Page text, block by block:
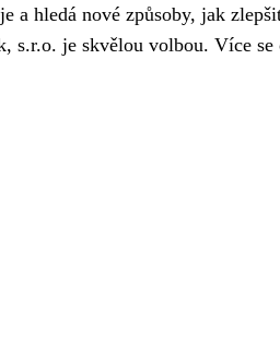
a hledá nové způsoby, jak
je skvělou volbou. Více